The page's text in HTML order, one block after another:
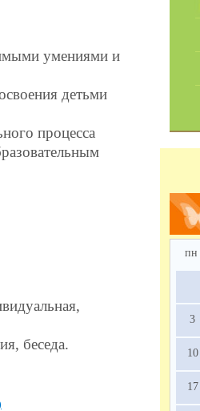
умениями и
детьми
процесса
беседа.
пн
3
10
17